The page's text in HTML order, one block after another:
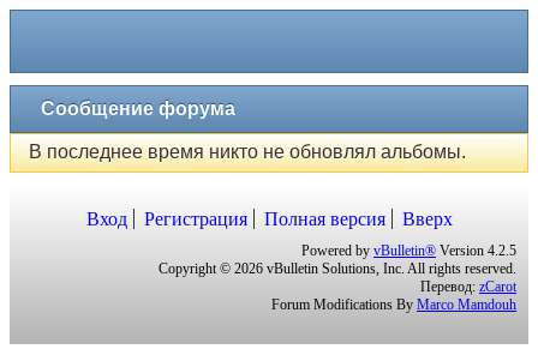
Сообщение форума
В последнее время никто не обновлял альбомы.
Вход Регистрация Полная версия Вверх
Powered by vBulletin® Version 4.2.5
Copyright © 2026 vBulletin Solutions, Inc. All rights reserved.
Перевод: zCarot
Forum Modifications By Marco Mamdouh